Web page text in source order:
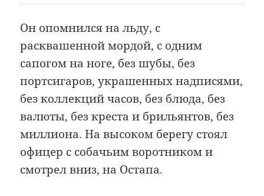
Он опомнился на льду, с
расквашенной мордой, с одним
сапогом на ноге, без шубы, без
портсигаров, украшенных надписями,
без коллекций часов, без блюда, без
валюты, без креста и брильянтов, без
миллиона. На высоком берегу стоял
офицер с собачьим воротником и
смотрел вниз, на Остапа.